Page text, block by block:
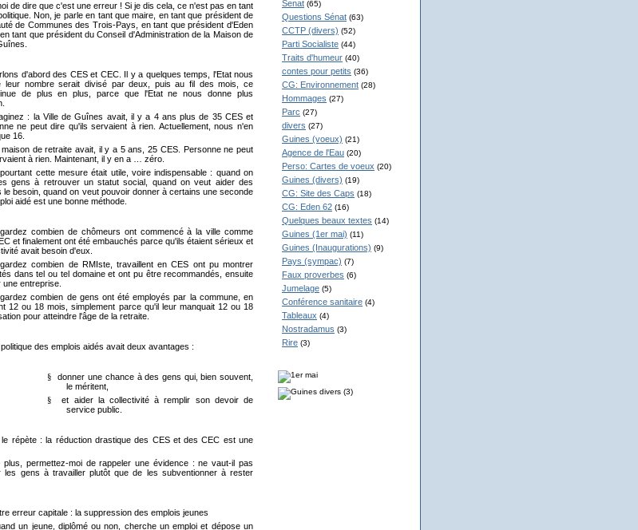
de dire que c'est une erreur ! Si je dis cela, ce n'est pas en tant
Non, je parle en tant que maire, en tant que président de
de Communes des Trois-Pays, en tant que président d'Eden
tant que président du Conseil d'Administration de la Maison de
d'abord des CES et CEC. Il y a quelques temps, l'Etat nous
leur nombre serait divisé par deux, puis au fil des mois, ce
de plus en plus, parce que l'Etat ne nous donne plus
: la Ville de Guînes avait, il y a 4 ans plus de 35 CES et
ne peut dire qu'ils servaient à rien. Actuellement, nous n'en
16.
de retraite avait, il y a 5 ans, 25 CES. Personne ne peut
à rien. Maintenant, il y en a … zéro.
cette mesure était utile, voire indispensable : quand on
gens à retrouver un statut social, quand on veut aider des
le besoin, quand on veut pouvoir donner à certains une seconde
aidé est une bonne méthode.
combien de chômeurs ont commencé à la ville comme
et finalement ont été embauchés parce qu'ils étaient sérieux et
avait besoin d'eux.
combien de RMIste, travaillent en CES ont pu montrer
dans tel ou tel domaine et ont pu être recommandés, ensuite
entreprise.
combien de gens ont été employés par la commune, en
12 ou 18 mois, simplement parce qu'il leur manquait 12 ou 18
pour atteindre l'âge de la retraite.
des emplois aidés avait deux avantages :
§
donner une chance à des gens qui, bien souvent,
le méritent,
§
et aider la collectivité à remplir son devoir de
service public.
répète : la réduction drastique des CES et des CEC est une
plus, permettez-moi de rappeler une évidence : ne vaut-il pas
les gens à travailler plutôt que de les subventionner à rester
erreur capitale : la suppression des emplois jeunes
un jeune, diplômé ou non, cherche un emploi et dépose un
Senat (65)
Questions Sénat (63)
CCTP (divers) (52)
Parti Socialiste (44)
Traits d'humeur (40)
contes pour petits (36)
CG: Environnement (28)
Hommages (27)
Parc (27)
divers (27)
Guines (voeux) (21)
Agence de l'Eau (20)
Perso: Cartes de voeux (20)
Guines (divers) (19)
CG: Site des Caps (18)
CG: Eden 62 (16)
Quelques beaux textes (14)
Guines (1er mai) (11)
Guines (Inaugurations) (9)
Pays (sympac) (7)
Faux proverbes (6)
Jumelage (5)
Conférence sanitaire (4)
Tableaux (4)
Nostradamus (3)
Rire (3)